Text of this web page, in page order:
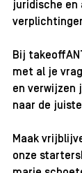
juridische
Bij
met al je
en verwijzen
naar de
Maak
onze